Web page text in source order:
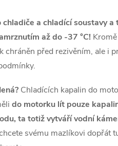
a chladící soustavy
až do -37 °C!
chráněn před rezivěním, ale i
Chladících kapalin do
do motorku lít pouze
ta totiž vytváří vodní
svému mazlíkovi dopřát